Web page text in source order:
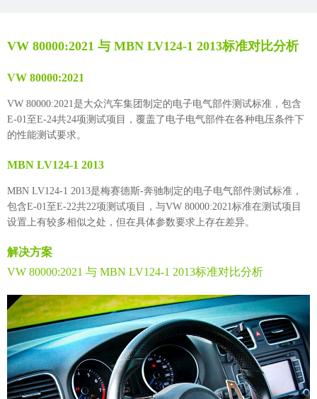
VW 80000:2021 与 MBN LV124-1 2013标准对比分析
VW 80000:2021
VW 80000:2021是大众汽车集团制定的电子电气部件测试标准，包含
E-01至E-24共24项测试项目，覆盖了电子电气部件在各种电压条件下
的性能测试要求。
MBN LV124-1 2013
MBN LV124-1 2013是梅赛德斯-奔驰制定的电子电气部件测试标准，
包含E-01至E-22共22项测试项目，与VW 80000:2021标准在测试项目
设置上有较多相似之处，但在具体参数要求上存在差异。
解决方案
VW 80000:2021 与 MBN LV124-1 2013标准对比分析